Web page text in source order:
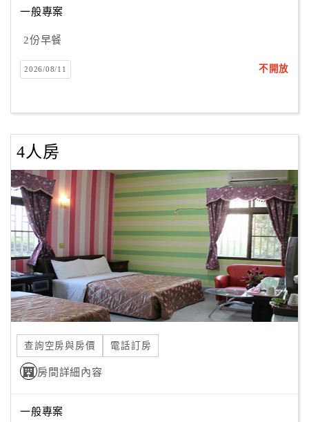
訂
房
Q&A
卡
訂
房
請
款
收
據
合
作
提
案
一般專案
2份早餐
2026/08/11 不開放
4人房
查詢空房與房價 電話訂房
房間詳細內容
一般專案